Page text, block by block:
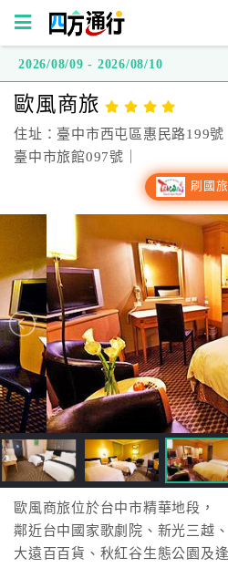
方
通
行
台
灣
房
直
接
跟
飯
店
訂
房
HOT
2026/08/09 - 2026/08/10
歐風商旅
住址：臺中市西屯區惠民路199號
臺中市旅館097號｜
刷國
歐風商旅位於台中市精華地段，
鄰近台中國家歌劇院、新光三越、
大遠百百貨、秋紅谷生態公園及